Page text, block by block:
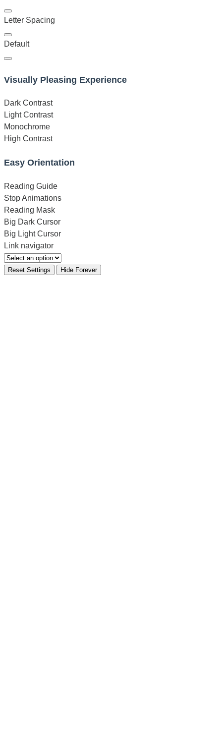
Letter Spacing
Default
Visually Pleasing Experience
Dark Contrast
Light Contrast
Monochrome
High Contrast
Easy Orientation
Reading Guide
Stop Animations
Reading Mask
Big Dark Cursor
Big Light Cursor
Link navigator
Reset Settings Hide Forever